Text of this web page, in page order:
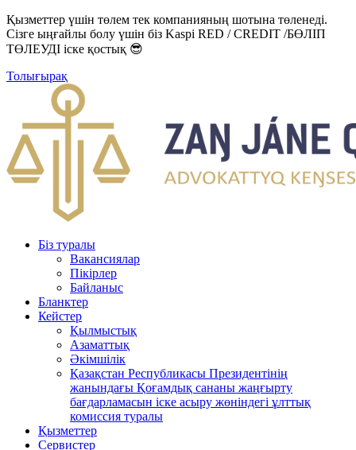
Қызметтер үшін төлем тек компанияның шотына төленеді.
Сізге ыңғайлы болу үшін біз Kaspi RED / CREDIT /БӨЛІП
ТӨЛЕУДІ іске қостық 😎
Толығырақ
Біз туралы
Вакансиялар
Пікірлер
Байланыс
Бланктер
Кейстер
Қылмыстық
Азаматтық
Әкімшілік
Қазақстан Республикасы Президентінің
жанындағы Қоғамдық сананы жаңғырту
бағдарламасын іске асыру жөніндегі ұлттық
комиссия туралы
Қызметтер
Сервистер